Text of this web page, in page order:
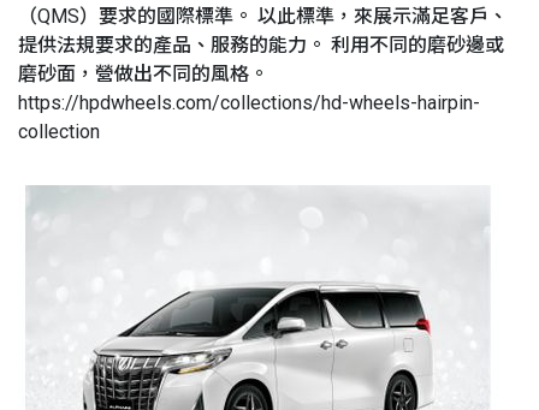
（QMS）要求的國際標準。 以此標準，來展示滿足客戶、
提供法規要求的產品、服務的能力。 利用不同的磨砂邊或
磨砂面，營做出不同的風格。
https://hpdwheels.com/collections/hd-wheels-hairpin-
collection